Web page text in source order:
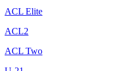
ACL Elite
ACL2
ACL Two